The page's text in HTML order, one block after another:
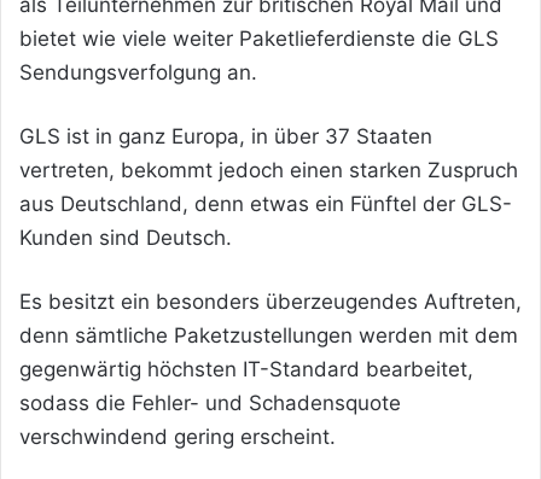
bietet wie viele weiter Paketlieferdienste die GLS
Sendungsverfolgung an.
GLS ist in ganz Europa, in über 37 Staaten
vertreten, bekommt jedoch einen starken Zuspruch
aus Deutschland, denn etwas ein Fünftel der GLS-
Kunden sind Deutsch.
Es besitzt ein besonders überzeugendes Auftreten,
denn sämtliche Paketzustellungen werden mit dem
gegenwärtig höchsten IT-Standard bearbeitet,
sodass die Fehler- und Schadensquote
verschwindend gering erscheint.